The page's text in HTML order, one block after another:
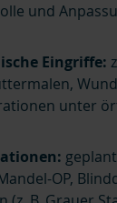
und
Eingriffe:
unter
OP,